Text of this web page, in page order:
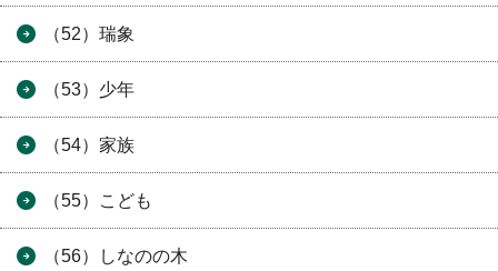
（52）瑞象
（53）少年
（54）家族
（55）こども
（56）しなのの木